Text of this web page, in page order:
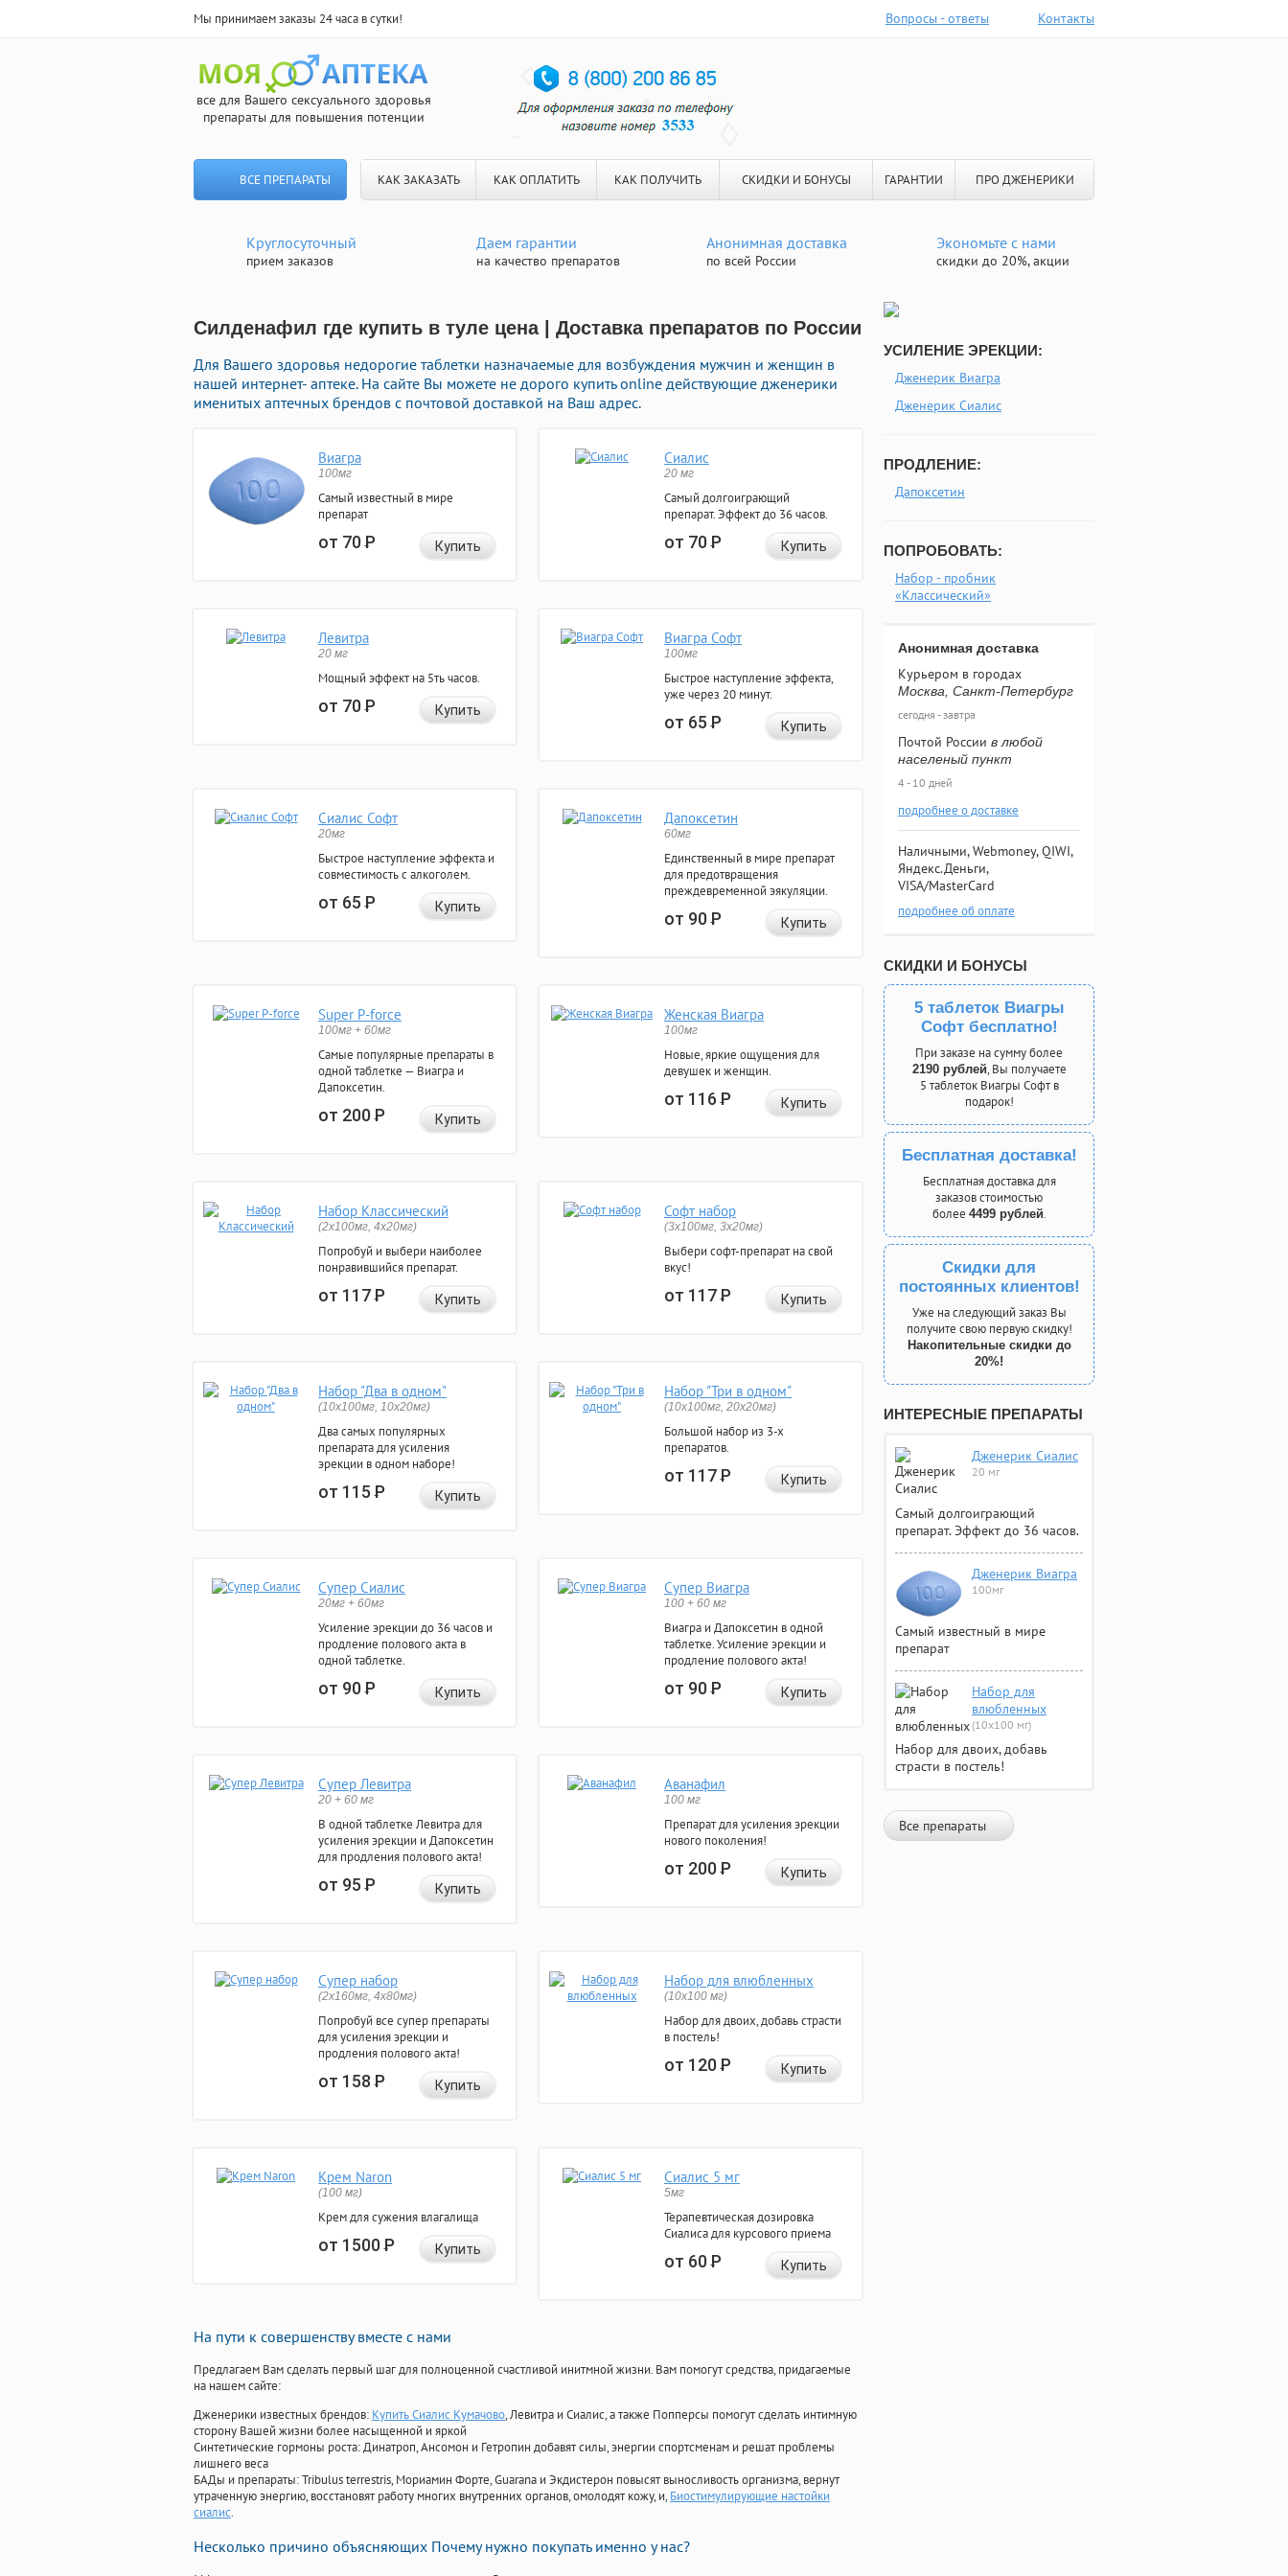
Мы принимаем заказы 24 часа в сутки! Вопросы - ответы Контакты
все для Вашего сексуального здоровья
препараты для повышения потенции
ВСЕ ПРЕПАРАТЫ КАК ЗАКАЗАТЬ КАК ОПЛАТИТЬ КАК ПОЛУЧИТЬ СКИДКИ И БОНУСЫ ГАРАНТИИ ПРО ДЖЕНЕРИКИ
Круглосуточный
прием заказов
Даем гарантии
на качество препаратов
Анонимная доставка
по всей России
Экономьте с нами
скидки до 20%, акции
Силденафил где купить в туле цена | Доставка препаратов по России
Для Вашего здоровья недорогие таблетки назначаемые для возбуждения мужчин и женщин в
нашей интернет- аптеке. На сайте Вы можете не дорого купить online действующие дженерики
именитых аптечных брендов с почтовой доставкой на Ваш адрес.
Виагра
100мг
Самый известный в мире
препарат
от 70Р Купить
Сиалис
20 мг
Самый долгоиграющий
препарат. Эффект до 36 часов.
от 70Р Купить
Левитра
20 мг
Мощный эффект на 5ть часов.
от 70Р Купить
Виагра Софт
100мг
Быстрое наступление эффекта,
уже через 20 минут.
от 65Р Купить
Сиалис Софт
20мг
Быстрое наступление эффекта и
совместимость с алкоголем.
от 65Р Купить
Дапоксетин
60мг
Единственный в мире препарат
для предотвращения
преждевременной эякуляции.
от 90Р Купить
Super P-force
100мг + 60мг
Самые популярные препараты в
одной таблетке — Виагра и
Дапоксетин.
от 200Р Купить
Женская Виагра
100мг
Новые, яркие ощущения для
девушек и женщин.
от 116Р Купить
Набор Классический
(2x100мг, 4x20мг)
Попробуй и выбери наиболее
понравившийся препарат.
от 117Р Купить
Софт набор
(3x100мг, 3x20мг)
Выбери софт-препарат на свой
вкус!
от 117Р Купить
Набор "Два в одном"
(10x100мг, 10x20мг)
Два самых популярных
препарата для усиления
эрекции в одном наборе!
от 115Р Купить
Набор "Три в одном"
(10x100мг, 20x20мг)
Большой набор из 3-х
препаратов.
от 117Р Купить
Супер Сиалис
20мг + 60мг
Усиление эрекции до 36 часов и
продление полового акта в
одной таблетке.
от 90Р Купить
Супер Виагра
100 + 60 мг
Виагра и Дапоксетин в одной
таблетке. Усиление эрекции и
продление полового акта!
от 90Р Купить
Супер Левитра
20 + 60 мг
В одной таблетке Левитра для
усиления эрекции и Дапоксетин
для продления полового акта!
от 95Р Купить
Аванафил
100 мг
Препарат для усиления эрекции
нового поколения!
от 200Р Купить
Супер набор
(2х160мг, 4х80мг)
Попробуй все супер препараты
для усиления эрекции и
продления полового акта!
от 158Р Купить
Набор для влюбленных
(10х100 мг)
Набор для двоих, добавь страсти
в постель!
от 120Р Купить
Крем Naron
(100 мг)
Крем для сужения влагалища
от 1500Р Купить
Сиалис 5 мг
5мг
Терапевтическая дозировка
Сиалиса для курсового приема
от 60Р Купить
На пути к совершенству вместе с нами
Предлагаем Вам сделать первый шаг для полноценной счастливой инитмной жизни. Вам помогут средства, придагаемые
на нашем сайте:
Дженерики известных брендов: Купить Сиалис Кумачово, Левитра и Сиалис, а также Попперсы помогут сделать интимную
сторону Вашей жизни более насыщенной и яркой
Синтетические гормоны роста: Динатроп, Ансомон и Гетропин добавят силы, энергии спортсменам и решат проблемы
лишнего веса
БАДы и препараты:Tribulus terrestris, Мориамин Форте, Guarana и Экдистерон повысят выносливость организма, вернут
утраченную энергию, восстановят работу многих внутренних органов, омолодят кожу, и, Биостимулирующие настойки
сиалис.
Несколько причино объясняющих Почему нужно покупать именно у нас?
УСИЛЕНИЕ ЭРЕКЦИИ:
Дженерик Виагра
Дженерик Сиалис
ПРОДЛЕНИЕ:
Дапоксетин
ПОПРОБОВАТЬ:
Набор - пробник
«Классический»
Анонимная доставка
Курьером в городах
Москва, Санкт-Петербург
сегодня - завтра
Почтой России в любой
населеный пункт
4 - 10 дней
подробнее о доставке
Наличными, Webmoney, QIWI,
Яндекс.Деньги,
VISA/MasterCard
подробнее об оплате
СКИДКИ И БОНУСЫ
5 таблеток Виагры
Софт бесплатно!
При заказе на сумму более
2190 рублей, Вы получаете
5 таблеток Виагры Софт в
подарок!
Бесплатная доставка!
Бесплатная доставка для
заказов стоимостью
более 4499 рублей.
Скидки для
постоянных клиентов!
Уже на следующий заказ Вы
получите свою первую скидку!
Накопительные скидки до
20%!
ИНТЕРЕСНЫЕ ПРЕПАРАТЫ
Дженерик Сиалис
20 мг
Самый долгоиграющий
препарат. Эффект до 36 часов.
Дженерик Виагра
100мг
Самый известный в мире
препарат
Набор для
влюбленных
(10х100 мг)
Набор для двоих, добавь
страсти в постель!
Все препараты